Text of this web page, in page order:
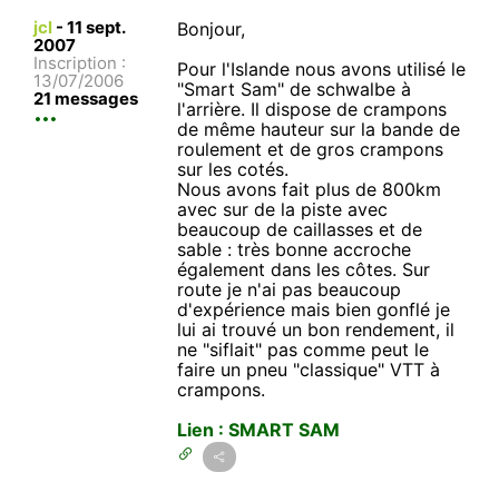
jcl - 11 sept.
2007
Inscription :
13/07/2006
21 messages
Bonjour,
Pour l'Islande nous avons utilisé le
"Smart Sam" de schwalbe à
l'arrière. Il dispose de crampons
de même hauteur sur la bande de
roulement et de gros crampons
sur les cotés.
Nous avons fait plus de 800km
avec sur de la piste avec
beaucoup de caillasses et de
sable : très bonne accroche
également dans les côtes. Sur
route je n'ai pas beaucoup
d'expérience mais bien gonflé je
lui ai trouvé un bon rendement, il
ne "siflait" pas comme peut le
faire un pneu "classique" VTT à
crampons.
Lien : SMART SAM